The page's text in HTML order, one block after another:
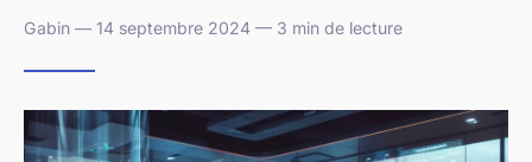
Gabin — 14 septembre 2024 — 3 min de lecture